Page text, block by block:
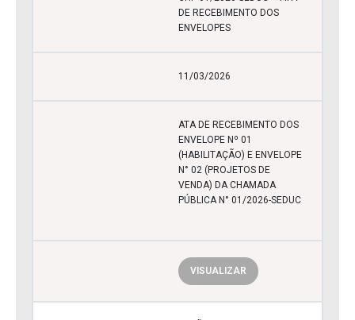
DE RECEBIMENTO DOS
ENVELOPES
11/03/2026
ATA DE RECEBIMENTO DOS
ENVELOPE Nº 01
(HABILITAÇÃO) E ENVELOPE
N° 02 (PROJETOS DE
VENDA) DA CHAMADA
PÚBLICA N° 01/2026-SEDUC
VISUALIZAR